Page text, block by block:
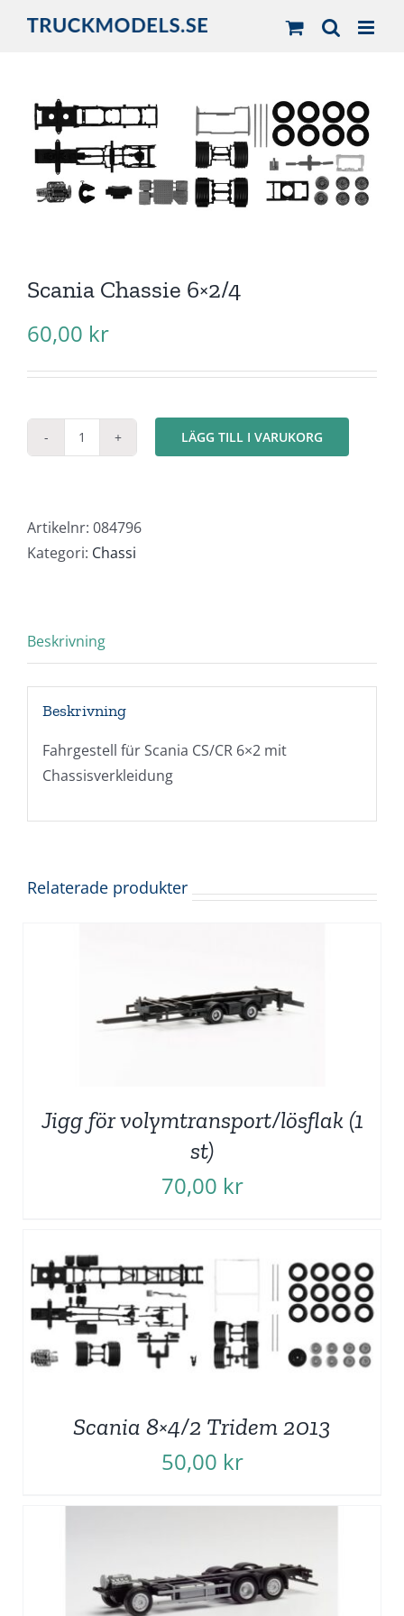
Scania Chassie 6×2/4
60,00 kr
Scania
mängd
LÄGG TILL I VARUKORG
Artikelnr: 084796
Kategori: Chassi
Beskrivning
Beskrivning
Fahrgestell für Scania CS/CR 6×2 mit
Chassisverkleidung
Relaterade produkter
Jigg för volymtransport/lösflak (1
st)
70,00 kr
Scania 8×4/2 Tridem 2013
50,00 kr